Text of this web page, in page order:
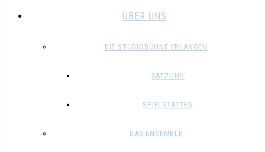
ÜBER UNS
DIE STUDIOBÜHNE ERLANGEN
SATZUNG
SPIELSTÄTTEN
DAS ENSEMBLE